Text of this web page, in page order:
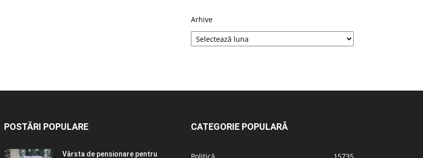
Arhive
POSTĂRI POPULARE
Vârsta de pensionare pentru
CATEGORIE POPULARĂ